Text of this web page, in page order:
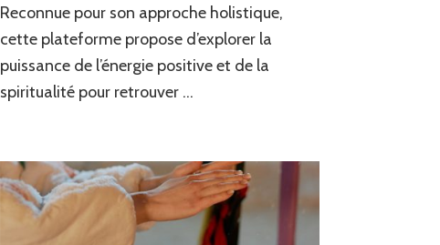
Reconnue pour son approche holistique,
cette plateforme propose d’explorer la
puissance de l’énergie positive et de la
spiritualité pour retrouver …